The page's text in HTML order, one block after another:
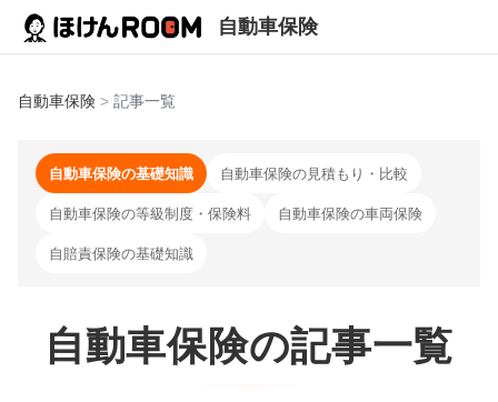
自動車保険
自動車保険 > 記事一覧
自動車保険の基礎知識 自動車保険の見積もり・比較
自動車保険の等級制度・保険料 自動車保険の車両保険
自賠責保険の基礎知識
自動車保険の記事一覧